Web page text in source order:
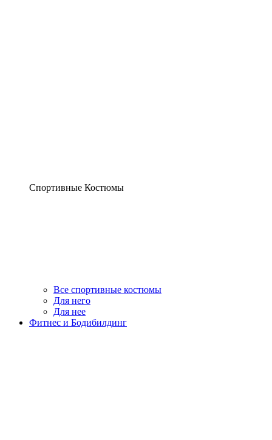
Спортивные Костюмы
Все спортивные костюмы
Для него
Для нее
Фитнес и Бодибилдинг